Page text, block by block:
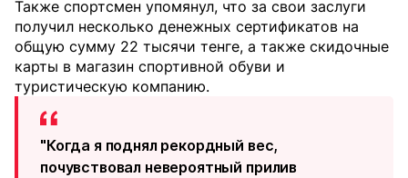
Также спортсмен упомянул, что за свои заслуги
получил несколько денежных сертификатов на
общую сумму 22 тысячи тенге, а также скидочные
карты в магазин спортивной обуви и
туристическую компанию.
"Когда я поднял рекордный вес,
почувствовал невероятный прилив